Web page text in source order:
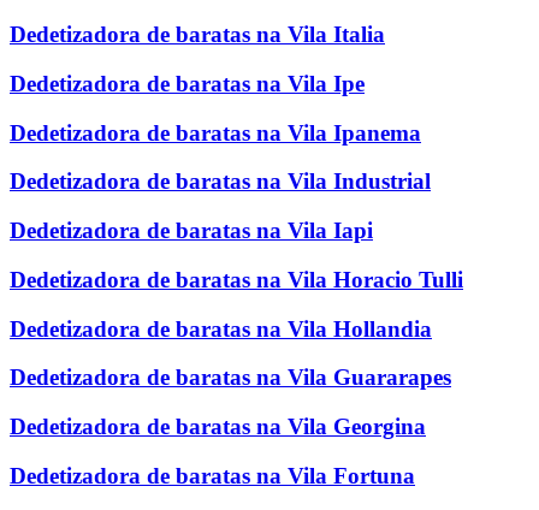
Dedetizadora de baratas na Vila Italia
Dedetizadora de baratas na Vila Ipe
Dedetizadora de baratas na Vila Ipanema
Dedetizadora de baratas na Vila Industrial
Dedetizadora de baratas na Vila Iapi
Dedetizadora de baratas na Vila Horacio Tulli
Dedetizadora de baratas na Vila Hollandia
Dedetizadora de baratas na Vila Guararapes
Dedetizadora de baratas na Vila Georgina
Dedetizadora de baratas na Vila Fortuna